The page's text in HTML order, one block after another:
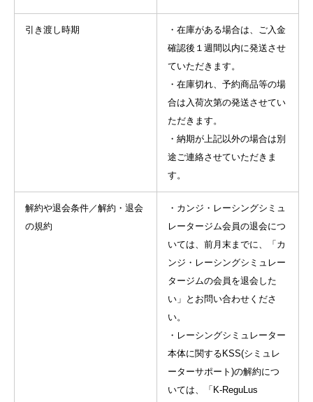
引き渡し時期
・在庫がある場合は、ご入金
確認後１週間以内に発送させ
ていただきます。
・在庫切れ、予約商品等の場
合は入荷次第の発送させてい
ただきます。
・納期が上記以外の場合は別
途ご連絡させていただきま
す。
解約や退会条件／解約・退会
の規約
・カンジ・レーシングシミュ
レータージム会員の退会につ
いては、前月末までに、「カ
ンジ・レーシングシミュレー
タージムの会員を退会した
い」とお問い合わせくださ
い。
・レーシングシミュレーター
本体に関するKSS(シミュレ
ーターサポート)の解約につ
いては、「K-ReguLus